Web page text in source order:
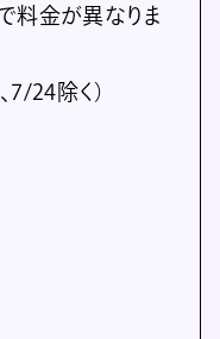
料金が異なりま
24除く）